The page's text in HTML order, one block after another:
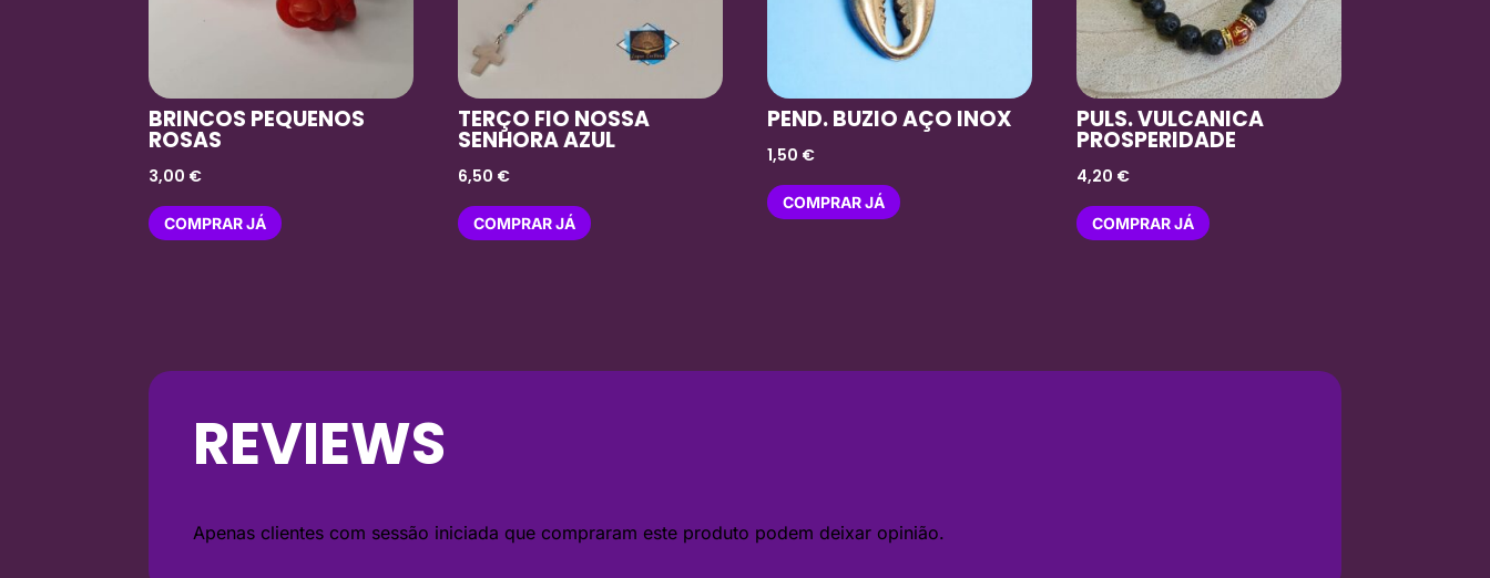
BRINCOS PEQUENOS
ROSAS
3,00 €
COMPRAR JÁ
TERÇO FIO NOSSA
SENHORA AZUL
6,50 €
COMPRAR JÁ
PEND. BUZIO AÇO INOX
1,50 €
COMPRAR JÁ
PULS. VULCANICA
PROSPERIDADE
4,20 €
COMPRAR JÁ
REVIEWS
Apenas clientes com sessão iniciada que compraram este produto podem deixar opinião.